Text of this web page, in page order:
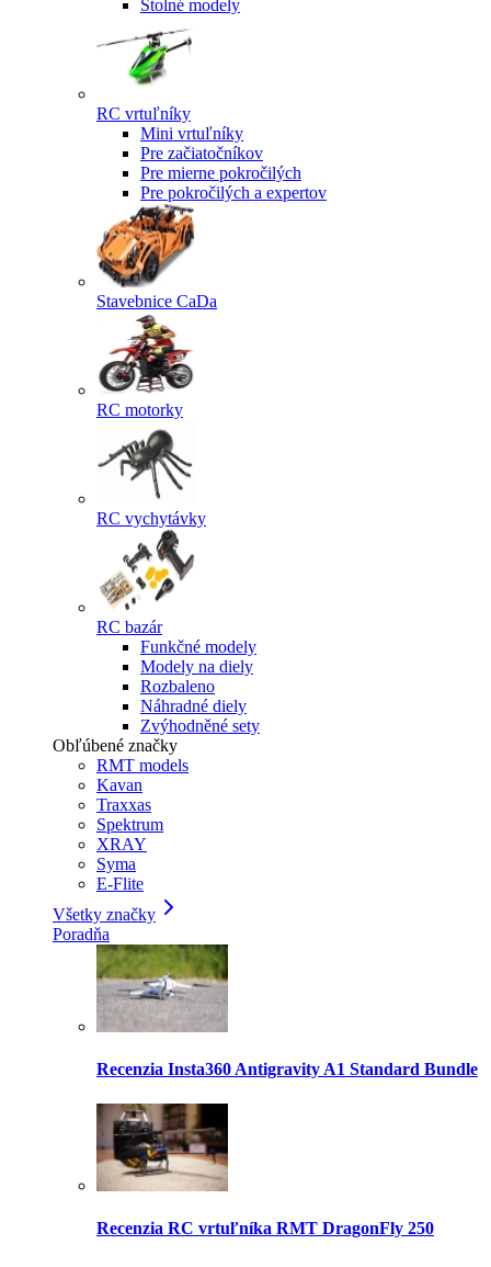
Stolné modely
RC vrtuľníky
Mini vrtuľníky
Pre začiatočníkov
Pre mierne pokročilých
Pre pokročilých a expertov
Stavebnice CaDa
RC motorky
RC vychytávky
RC bazár
Funkčné modely
Modely na diely
Rozbaleno
Náhradné diely
Zvýhodněné sety
Obľúbené značky
RMT models
Kavan
Traxxas
Spektrum
XRAY
Syma
E-Flite
Všetky značky
Poradňa
Recenzia Insta360 Antigravity A1 Standard Bundle
Recenzia RC vrtuľníka RMT DragonFly 250